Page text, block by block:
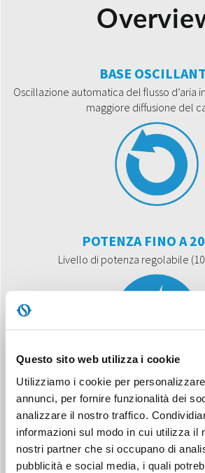
Questo sito web utilizza i cookie
Utilizziamo i cookie per
annunci, per fornire funzionalità dei
analizzare il nostro traffico.
informazioni sul modo in cui utilizza il
nostri partner che si occupano di
pubblicità e social media, i quali
BASE
Oscillazione automatica del flusso d’aria
maggiore diffusione del
POTENZA FINO A
Livello di potenza regolabile
SECURE
Protezione IP21 contro il
spegnimento automatico in caso